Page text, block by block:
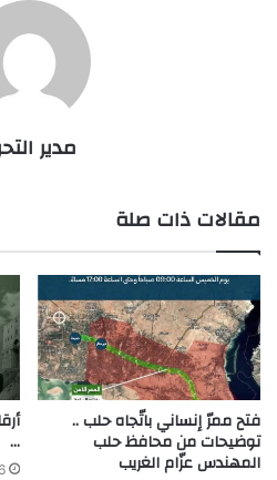
مدير
مقالات ذات صلة
فتح ممرّ إنساني باتّجاه حلب ..
توضيحات من محافظ حلب
المهندس عزّام الغريب
…